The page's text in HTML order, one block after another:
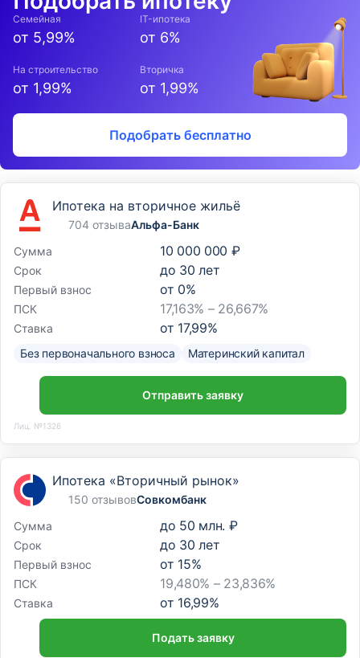
Семейная
от 5,99%
IT-ипотека
от 6%
На строительство
от 1,99%
Вторичка
от 1,99%
Подобрать бесплатно
Ипотека на вторичное жильё
704 отзываАльфа-Банк
Сумма
10 000 000 ₽
Срок до 30 лет
Первый взнос от 0%
ПСК 17,163% – 26,667%
Ставка от 17,99%
Без первоначального взноса Материнский капитал
Отправить заявку
Лиц. №1326
Ипотека «Вторичный рынок»
150 отзывовСовкомбанк
Сумма
до 50 млн. ₽
Срок до 30 лет
Первый взнос от 15%
ПСК 19,480% – 23,836%
Ставка от 16,99%
Подать заявку